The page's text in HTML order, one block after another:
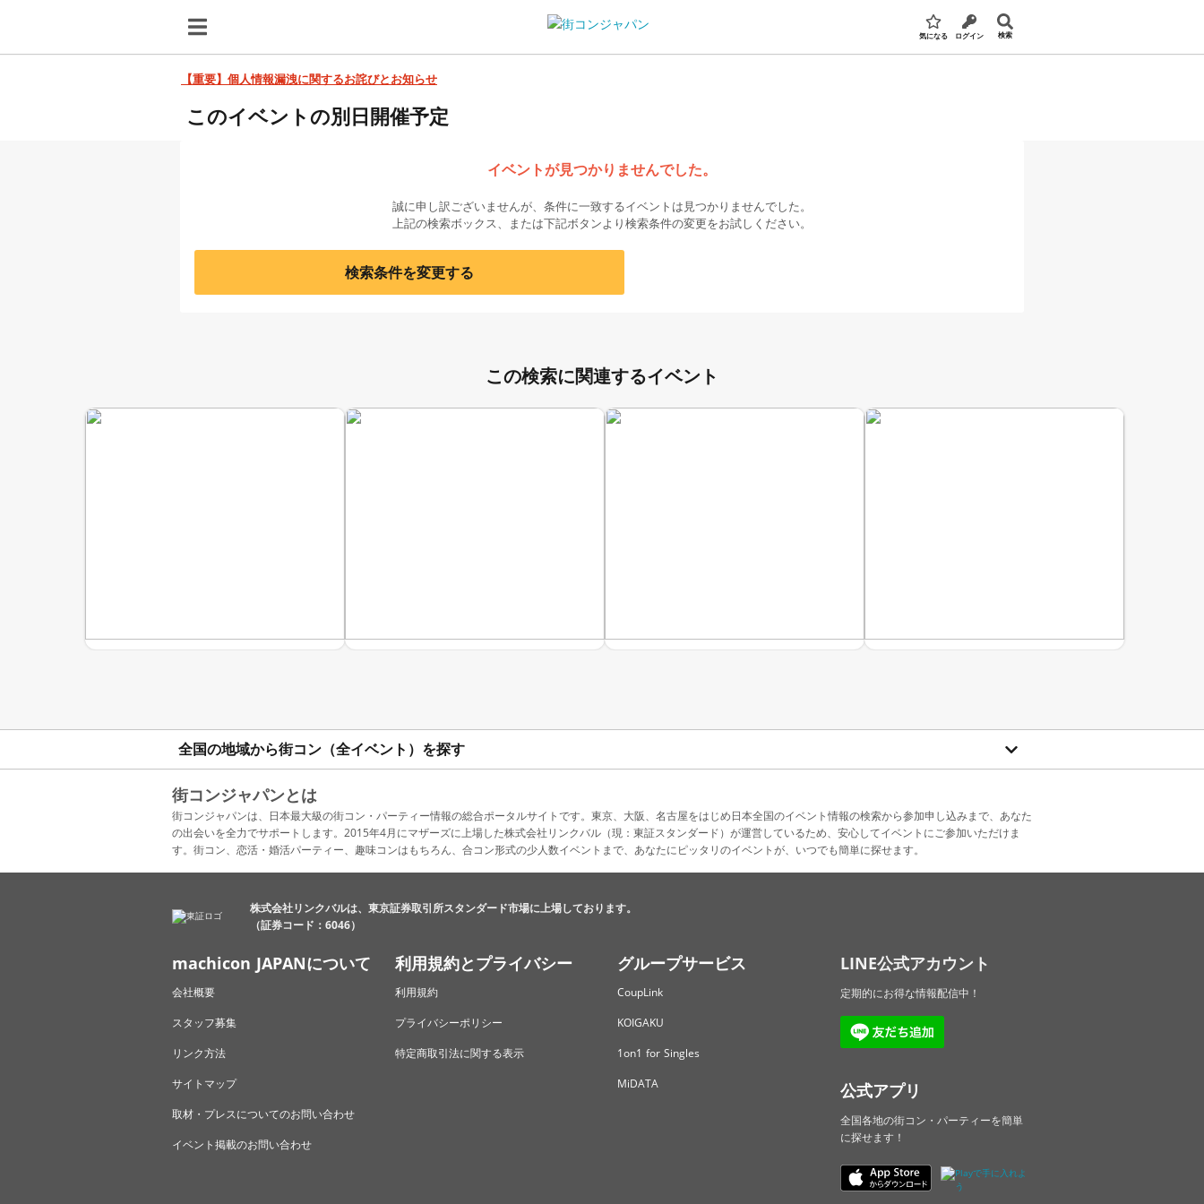
気になる ログイン 検索
【重要】個人情報漏洩に関するお詫びとお知らせ
このイベントの別日開催予定
イベントが見つかりませんでした。
誠に申し訳ございませんが、条件に一致するイベントは見つかりませんでした。
上記の検索ボックス、または下記ボタンより検索条件の変更をお試しください。
検索条件を変更する
この検索に関連するイベント
全国の地域から街コン（全イベント）を探す
街コンジャパンとは
街コンジャパンは、日本最大級の街コン・パーティー情報の総合ポータルサイトです。東京、大阪、名古屋をはじめ日本全国のイベント情報の検索から参加申し込みまで、あなた
の出会いを全力でサポートします。2015年4月にマザーズに上場した株式会社リンクバル（現：東証スタンダード）が運営しているため、安心してイベントにご参加いただけま
す。街コン、恋活・婚活パーティー、趣味コンはもちろん、合コン形式の少人数イベントまで、あなたにピッタリのイベントが、いつでも簡単に探せます。
株式会社リンクバルは、東京証券取引所スタンダード市場に上場しております。
（証券コード：6046）
machicon JAPANについて
会社概要
スタッフ募集
リンク方法
サイトマップ
取材・プレスについてのお問い合わせ
イベント掲載のお問い合わせ
利用規約とプライバシー
利用規約
プライバシーポリシー
特定商取引法に関する表示
グループサービス
CoupLink
KOIGAKU
1on1 for Singles
MiDATA
LINE公式アカウント
定期的にお得な情報配信中！
公式アプリ
全国各地の街コン・パーティーを簡単
に探せます！